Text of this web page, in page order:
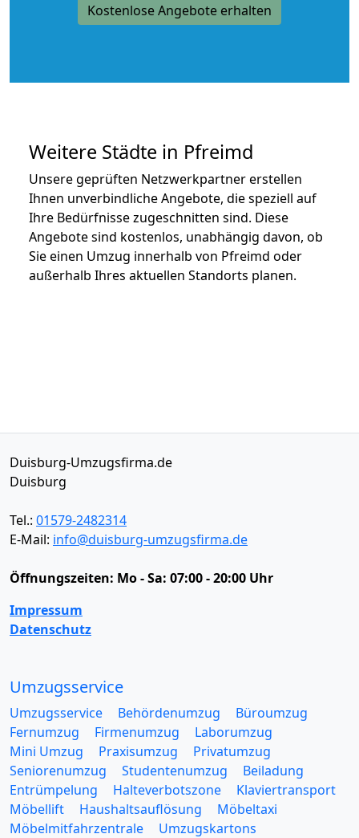
Kostenlose Angebote erhalten
Weitere Städte in Pfreimd
Unsere geprüften Netzwerkpartner erstellen
Ihnen unverbindliche Angebote, die speziell auf
Ihre Bedürfnisse zugeschnitten sind. Diese
Angebote sind kostenlos, unabhängig davon, ob
Sie einen Umzug innerhalb von Pfreimd oder
außerhalb Ihres aktuellen Standorts planen.
Duisburg-Umzugsfirma.de
Duisburg
Tel.: 01579-2482314
E-Mail: info@duisburg-umzugsfirma.de
Öffnungszeiten: Mo - Sa: 07:00 - 20:00 Uhr
Impressum
Datenschutz
Umzugsservice
Umzugsservice Behördenumzug
Büroumzug
Fernumzug
Firmenumzug
Laborumzug
Mini Umzug
Praxisumzug
Privatumzug
Seniorenumzug
Studentenumzug
Beiladung
Entrümpelung
Halteverbotszone
Klaviertransport
Möbellift
Haushaltsauflösung
Möbeltaxi
Möbelmitfahrzentrale
Umzugskartons